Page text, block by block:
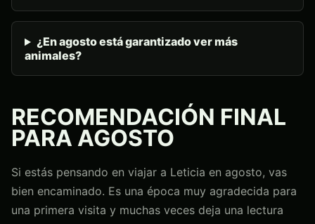
¿En agosto está garantizado ver más
animales?
RECOMENDACIÓN FINAL
PARA AGOSTO
Si estás pensando en viajar a Leticia en agosto, vas
bien encaminado. Es una época muy agradecida para
una primera visita y muchas veces deja una lectura